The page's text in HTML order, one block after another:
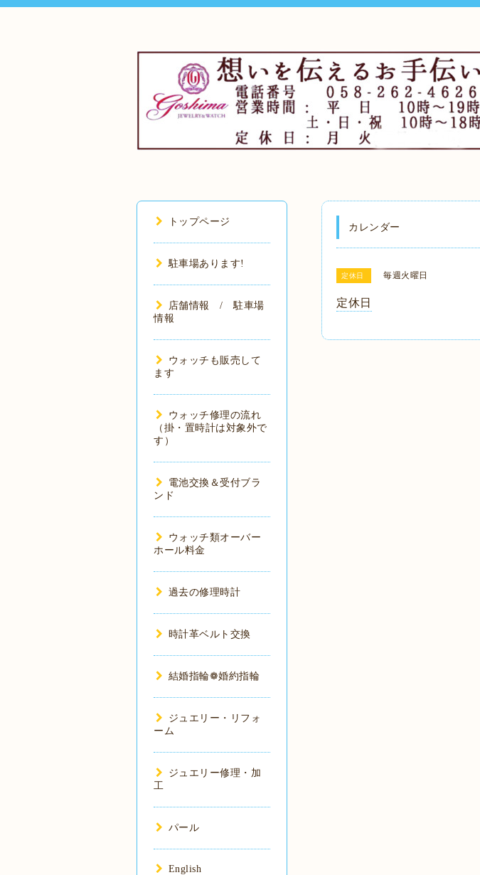
カレンダー
定休日 毎週火曜日
定休日
トップページ
駐車場あります!
店舗情報 / 駐車場
情報
ウォッチも販売して
ます
ウォッチ修理の流れ
（掛・置時計は対象外で
す）
電池交換＆受付ブラ
ンド
ウォッチ類オーバー
ホール料金
過去の修理時計
時計革ベルト交換
結婚指輪❁婚約指輪
ジュエリー・リフォ
ーム
ジュエリー修理・加
工
パール
English